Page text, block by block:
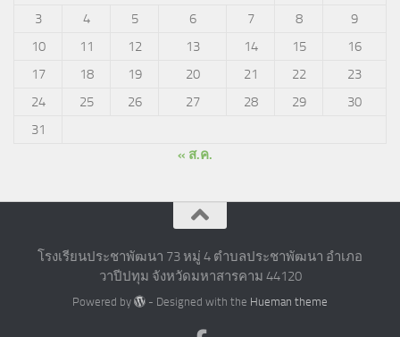
3
4 5 6 7 8
9
10
11 12 13 14 15
16
17
18 19 20 21 22
23
24
25 26 27 28 29
30
31
« ส.ค.
โรงเรียนประชาพัฒนา 73 หมู่ 4 ตำบลประชาพัฒนา อำเภอ
วาปีปทุม จังหวัดมหาสารคาม 44120
Powered by - Designed with the Hueman theme